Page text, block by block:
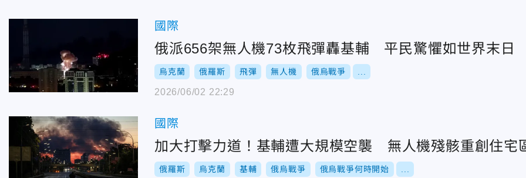
國際
俄派656架無人機73枚飛彈轟基輔 平民驚懼如世界末日
烏克蘭 俄羅斯 飛彈 無人機 俄烏戰爭
2026/06/02 22:29
國際
加大打擊力道！基輔遭大規模空襲 無人機殘骸重創住宅
俄羅斯 烏克蘭 基輔 俄烏戰爭 俄烏戰爭何時開始